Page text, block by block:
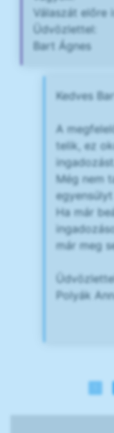
Válaszát előre
Üdvözlettel:
Bart Ágnes
Kedves
A
telik, ez
ingadozást.
Még nem
Ha már
már meg
Polyák